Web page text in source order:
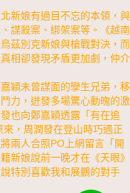
新娘有過目不忘的本領，與
謀殺案、綁架案等。《越南
茲別克新娘與槍戰對決，而
相卻發現矛盾更加劇，仲介
穎未曾謀面的孿生兄弟，移
力，迸發多場驚心動魄的激
也向鄭嘉穎透露「有在追
，周潤發在登山時巧遇正
兩人合照PO上網留言「開
新娘說前一晚才在《天眼》
特別喜歡我和展鵬的對手